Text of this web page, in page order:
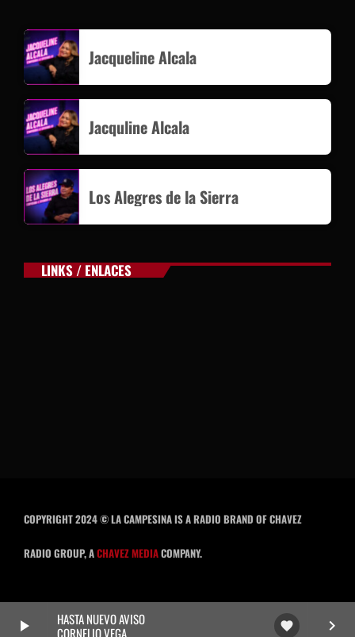
play_arrow
HASTA NUEVO AVISO
CORNELIO VEGA
favorite keyboard_arrow_right
Jacqueline Alcala
Jacquline Alcala
Los Alegres de la Sierra
LINKS / ENLACES
COPYRIGHT 2024 © LA CAMPESINA IS A RADIO BRAND OF CHAVEZ
RADIO GROUP, ACHAVEZ MEDIACOMPANY.